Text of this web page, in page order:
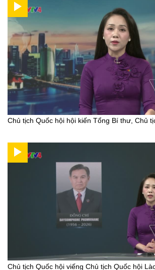
Chủ tịch Quốc hội hội kiến Tổng Bí thư, Chủ
Chủ tịch Quốc hội viếng Chủ tịch Quốc hội